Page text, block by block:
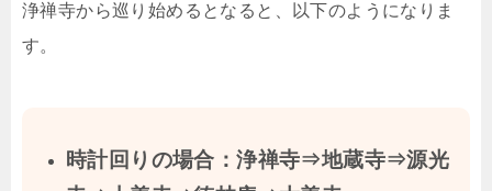
浄禅寺から巡り始めるとなると、以下のようになりま
す。
時計回りの場合：浄禅寺⇒地蔵寺⇒源光